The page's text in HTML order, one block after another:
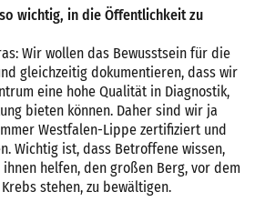
wichtig, in die Öffentlichkeit zu
Wir wollen das Bewusstsein für die
gleichzeitig dokumentieren, dass wir
eine hohe Qualität in Diagnostik,
bieten können. Daher sind wir ja
Westfalen-Lippe zertifiziert und
Wichtig ist, dass Betroffene wissen,
helfen, den großen Berg, vor dem
stehen, zu bewältigen.